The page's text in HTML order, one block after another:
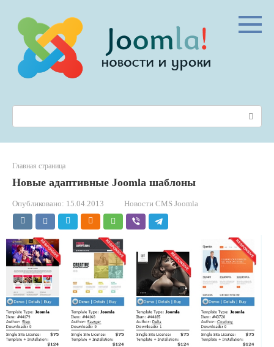
контенту
Главная страница
Новые адаптивные Joomla шаблоны
Опубликовано: 15.04.2013 Новости CMS Joomla